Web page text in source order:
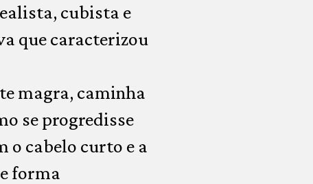
cubista e
que caracterizou
magra, caminha
se progredisse
o cabelo curto e a
forma